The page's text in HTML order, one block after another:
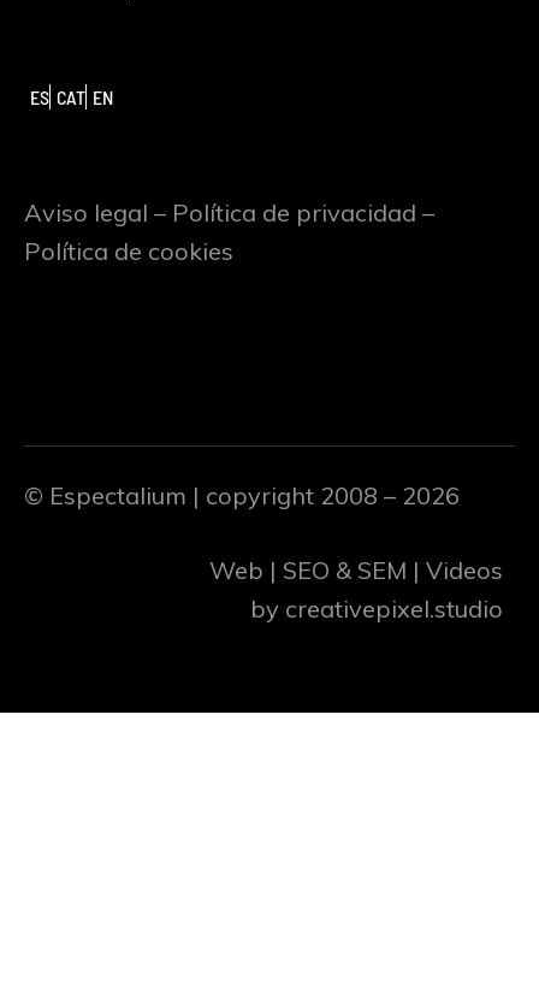
ES CAT EN
Aviso legal – Política de privacidad –
Política de cookies
© Espectalium | copyright 2008 – 2026
Web | SEO & SEM | Videos
by creativepixel.studio